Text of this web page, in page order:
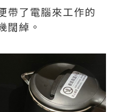
帶了電腦來工作的
闊綽。